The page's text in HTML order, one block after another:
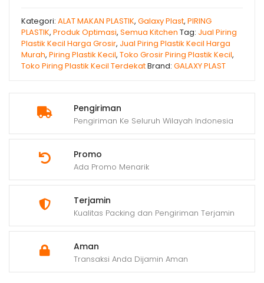
Pengiriman
Pengiriman Ke Seluruh Wilayah Indonesia
Promo
Ada Promo Menarik
Terjamin
Kualitas Packing dan Pengiriman Terjamin
Aman
Transaksi Anda Dijamin Aman
Kategori: ALAT MAKAN PLASTIK, Galaxy Plast, PIRING
PLASTIK, Produk Optimasi, Semua Kitchen Tag: Jual Piring
Plastik Kecil Harga Grosir, Jual Piring Plastik Kecil Harga
Murah, Piring Plastik Kecil, Toko Grosir Piring Plastik Kecil,
Toko Piring Plastik Kecil TerdekatBrand: GALAXY PLAST